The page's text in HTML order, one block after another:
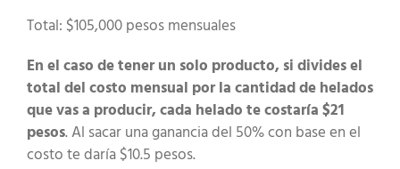
Total: $105,000 pesos mensuales
En el caso de tener un solo producto, si divides el
total del costo mensual por la cantidad de helados
que vas a producir, cada helado te costaría $21
pesos. Al sacar una ganancia del 50% con base en el
costo te daría $10.5 pesos.